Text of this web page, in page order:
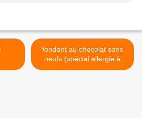
fondant au chocolat sans
oeufs (spécial allergie à
l'oeuf) >